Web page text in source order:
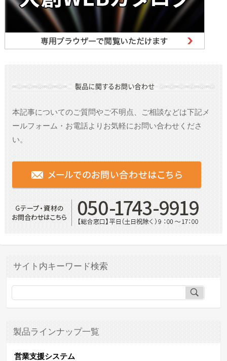
本記事についてのご質問やご不明点、ご相談などは下記メ
ールフォーム・お電話よりお気軽にお問い合わせくださ
い。
サイト内キーワード検索
製品ラインナップ一覧
営業支援システム